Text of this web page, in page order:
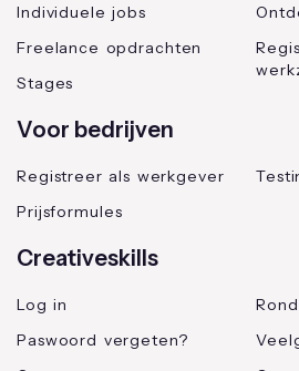
Individuele jobs
Freelance opdrachten
Stages
Voor bedrijven
Registreer als werkgever
Prijsformules
Creativeskills
Log in
Paswoord vergeten?